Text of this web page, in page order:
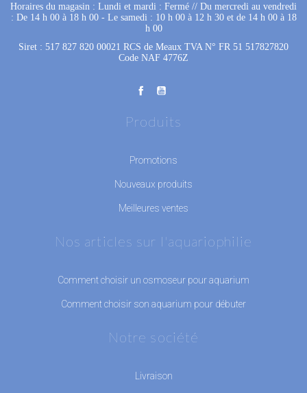
Horaires du magasin : Lundi et mardi : Fermé // Du mercredi au vendredi
: De 14 h 00 à 18 h 00 - Le samedi : 10 h 00 à 12 h 30 et de 14 h 00 à 18
h 00
Siret : 517 827 820 00021 RCS de Meaux TVA N° FR 51 517827820
Code NAF 4776Z
Produits
Promotions
Nouveaux produits
Meilleures ventes
Nos articles sur l'aquariophilie
Comment choisir un osmoseur pour aquarium
Comment choisir son aquarium pour débuter
Notre société
Livraison